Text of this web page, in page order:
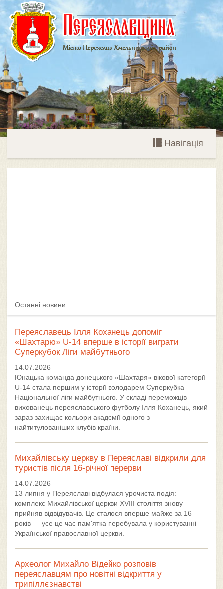
Навігація
Останні новини
Переяславець Ілля Коханець допоміг
«Шахтарю» U-14 вперше в історії виграти
Суперкубок Ліги майбутнього
14.07.2026
Юнацька команда донецького «Шахтаря» вікової категорії
U-14 стала першим у історії володарем Суперкубка
Національної ліги майбутнього. У складі переможців —
вихованець переяславського футболу Ілля Коханець, який
зараз захищає кольори академії одного з
найтитулованіших клубів країни.
Михайлівську церкву в Переяславі відкрили для
туристів після 16-річної перерви
14.07.2026
13 липня у Переяславі відбулася урочиста подія:
комплекс Михайлівської церкви XVIII століття знову
прийняв відвідувачів. Це сталося вперше майже за 16
років — усе це час пам'ятка перебувала у користуванні
Української православної церкви.
Археолог Михайло Відейко розповів
переяславцям про новітні відкриття у
трипіллєзнавстві